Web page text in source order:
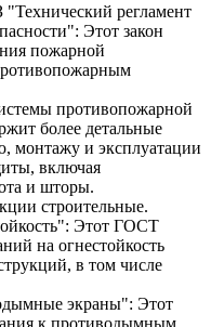
регламент
Этот закон
пожарной
противопожарной
более детальные
монтажу и эксплуатации
включая
и шторы.
строительные.
Этот ГОСТ
на огнестойкость
в том числе
экраны": Этот
к противодымным